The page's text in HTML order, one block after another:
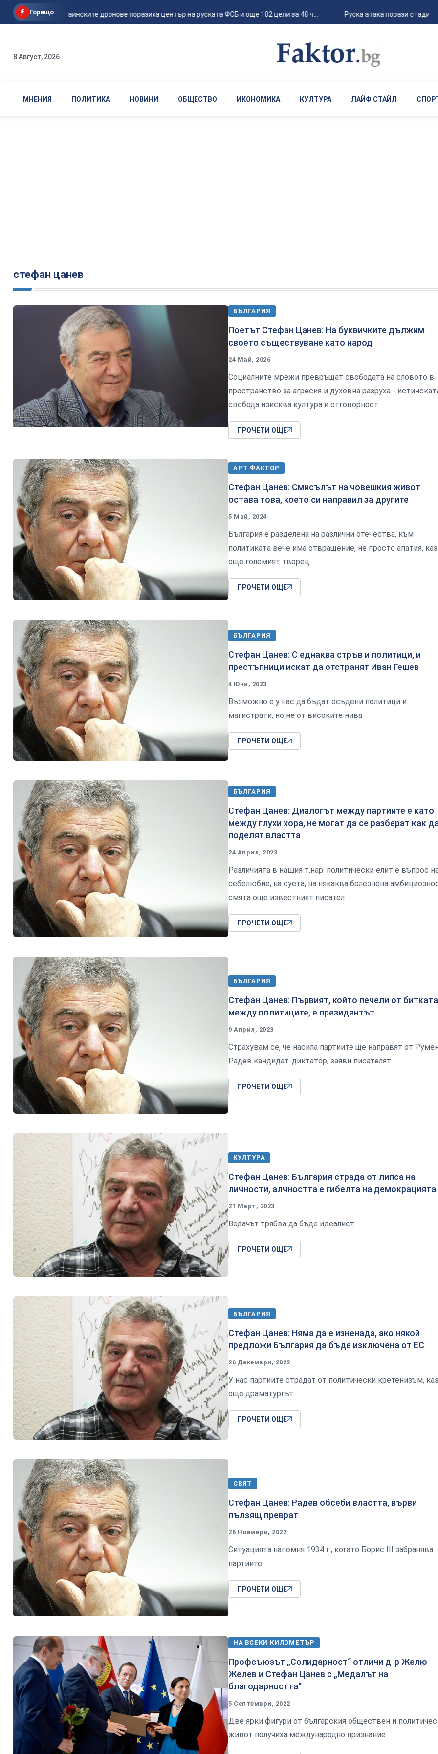
Горещо
Мадяр: Украинските дронове поразиха център на руската ФСБ и още 102 цели за 48 ч... Руска атака порази стадион
8 Август, 2026
МНЕНИЯ ПОЛИТИКА НОВИНИ ОБЩЕСТВО ИКОНОМИКА КУЛТУРА ЛАЙФ СТАЙЛ
стефан цанев
БЪЛГАРИЯ
Поетът Стефан Цанев: На буквичките дължим
своето съществуване като народ
24 Май, 2026
Социалните мрежи превръщат свободата на словото в
пространство за агресия и духовна разруха -
свобода изисква култура и отговорност
ПРОЧЕТИ ОЩЕ
АРТ ФАКТОР
Стефан Цанев: Смисълът на човешкия живот
остава това, което си направил за другите
5 Май, 2024
България е разделена на различни отечества, към
политиката вече има отвращение, не просто апатия,
още големият творец
ПРОЧЕТИ ОЩЕ
БЪЛГАРИЯ
Стефан Цанев: С еднаква стръв и политици, и
престъпници искат да отстранят Иван Гешев
4 Юни, 2023
Възможно е у нас да бъдат осъдени политици и
магистрати, но не от високите нива
ПРОЧЕТИ ОЩЕ
БЪЛГАРИЯ
Стефан Цанев: Диалогът между партиите е като
между глухи хора, не могат да се разберат как
поделят властта
24 Април, 2023
Различията в нашия т.нар. политически елит е въпрос
себелюбие, на суета, на някаква болезнена
смята още известният писател
ПРОЧЕТИ ОЩЕ
БЪЛГАРИЯ
Стефан Цанев: Първият, който печели от битката
между политиците, е президентът
9 Април, 2023
Страхувам се, че насила партиите ще направят от
Радев кандидат-диктатор, заяви писателят
ПРОЧЕТИ ОЩЕ
КУЛТУРА
Стефан Цанев: България страда от липса на
личности, алчността е гибелта на демокрацията
21 Март, 2023
Водачът трябва да бъде идеалист
ПРОЧЕТИ ОЩЕ
БЪЛГАРИЯ
Стефан Цанев: Няма да е изненада, ако някой
предложи България да бъде изключена от ЕС
26 Декември, 2022
У нас партиите страдат от политически кретенизъм,
още драматургът
ПРОЧЕТИ ОЩЕ
СВЯТ
Стефан Цанев: Радев обсеби властта, върви
пълзящ преврат
26 Ноември, 2022
Ситуацията напомня 1934 г., когато Борис III забранява
партиите
ПРОЧЕТИ ОЩЕ
НА ВСЕКИ КИЛОМЕТЪР
Профсъюзът „Солидарност“ отличи д-р Желю
Желев и Стефан Цанев с „Медалът на
благодарността“
5 Септември, 2022
Две ярки фигури от българския обществен и
живот получиха международно признание